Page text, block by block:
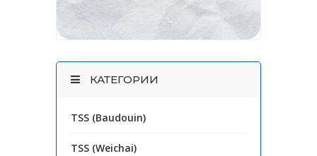
КАТЕГОРИИ
TSS (Baudouin)
TSS (Weichai)